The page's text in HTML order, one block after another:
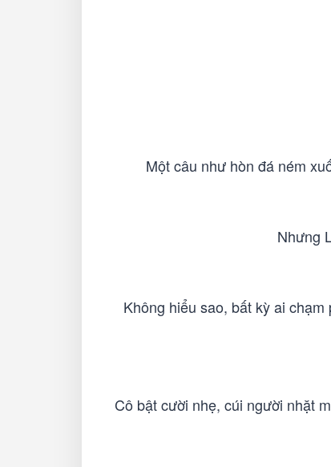
Một câu như hòn đá ném
Nhưng
Không hiểu sao, bất kỳ ai
Cô bật cười nhẹ, cúi người nhặt